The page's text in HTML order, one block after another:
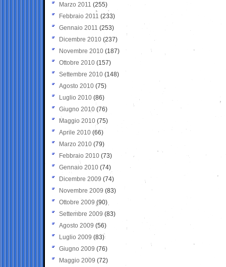
Marzo 2011 (255)
Febbraio 2011 (233)
Gennaio 2011 (253)
Dicembre 2010 (237)
Novembre 2010 (187)
Ottobre 2010 (157)
Settembre 2010 (148)
Agosto 2010 (75)
Luglio 2010 (86)
Giugno 2010 (76)
Maggio 2010 (75)
Aprile 2010 (66)
Marzo 2010 (79)
Febbraio 2010 (73)
Gennaio 2010 (74)
Dicembre 2009 (74)
Novembre 2009 (83)
Ottobre 2009 (90)
Settembre 2009 (83)
Agosto 2009 (56)
Luglio 2009 (83)
Giugno 2009 (76)
Maggio 2009 (72)